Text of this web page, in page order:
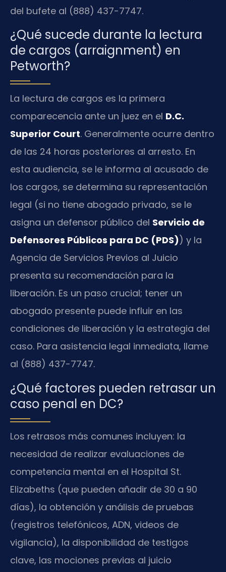
del bufete al (888) 437-7747.
¿Qué sucede durante la lectura
de cargos (arraignment) en
Petworth?
La lectura de cargos es la primera
comparecencia ante un juez en el D.C.
Superior Court. Generalmente ocurre dentro
de las 24 horas posteriores al arresto. En
esta audiencia, se le informa al acusado de
los cargos, se determina su representación
legal (si no tiene abogado privado, se le
asigna un defensor público del Servicio de
Defensores Públicos para DC (PDS)) y la
Agencia de Servicios Previos al Juicio
presenta su recomendación para la
liberación. Es un paso crucial; tener un
abogado presente puede influir en las
condiciones de liberación y la estrategia del
caso. Para asistencia legal inmediata, llame
al (888) 437-7747.
¿Qué factores pueden retrasar un
caso penal en DC?
Los retrasos más comunes incluyen: la
necesidad de realizar evaluaciones de
competencia mental en el Hospital St.
Elizabeths (que pueden añadir de 30 a 90
días), la obtención y análisis de pruebas
(registros telefónicos, ADN, videos de
vigilancia), la disponibilidad de testigos
clave, las mociones previas al juicio